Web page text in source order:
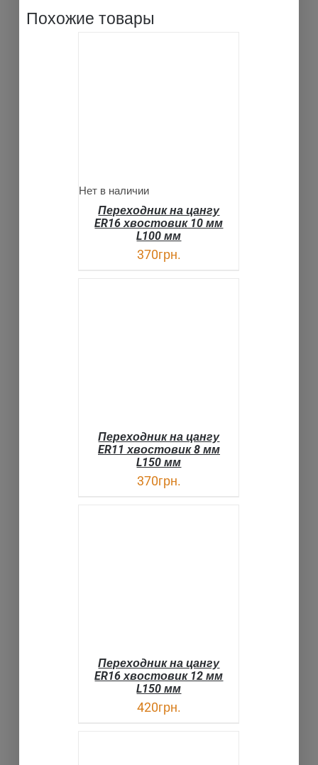
Похожие товары
Нет в наличии
Переходник на цангу
ER16 хвостовик 10 мм
L100 мм
370грн.
Переходник на цангу
ER11 хвостовик 8 мм
L150 мм
370грн.
Переходник на цангу
ER16 хвостовик 12 мм
L150 мм
420грн.